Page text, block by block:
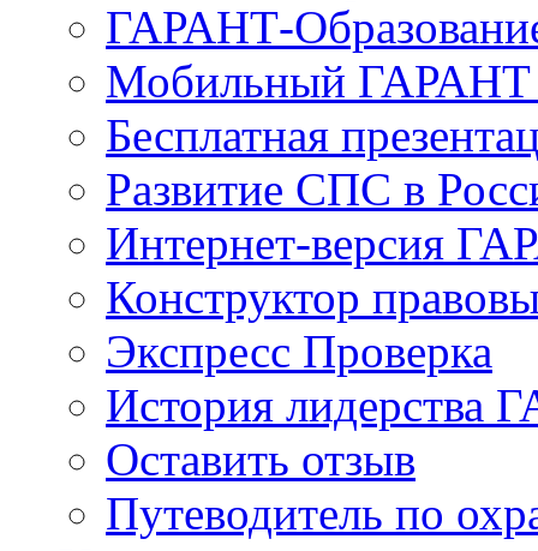
ГАРАНТ-
Мобильный ГАРАНТ
Бесплатная
Развитие СПС в
Интернет-версия
Конструктор
Экспресс Проверка
История лидерства
Оставить отзыв
Путеводитель по